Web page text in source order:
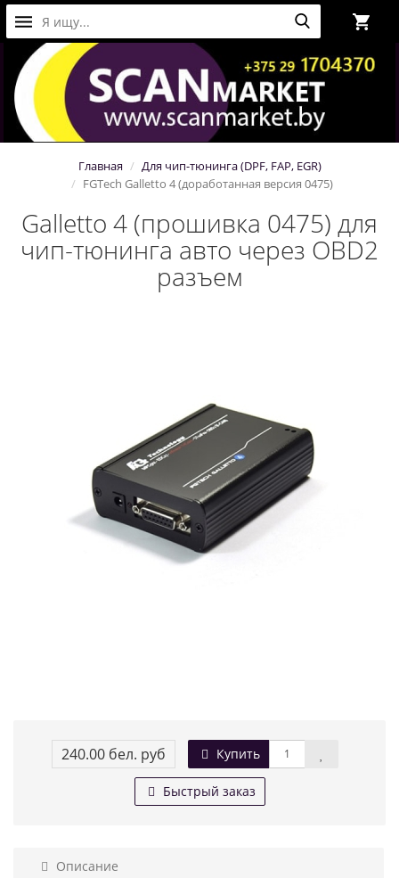
Главная
Для чип-тюнинга (DPF, FAP, EGR)
FGTech Galletto 4 (доработанная версия 0475)
Galletto 4 (прошивка 0475) для
чип-тюнинга авто через OBD2
разъем
240.00 бел. руб Купить
Быстрый заказ
Описание